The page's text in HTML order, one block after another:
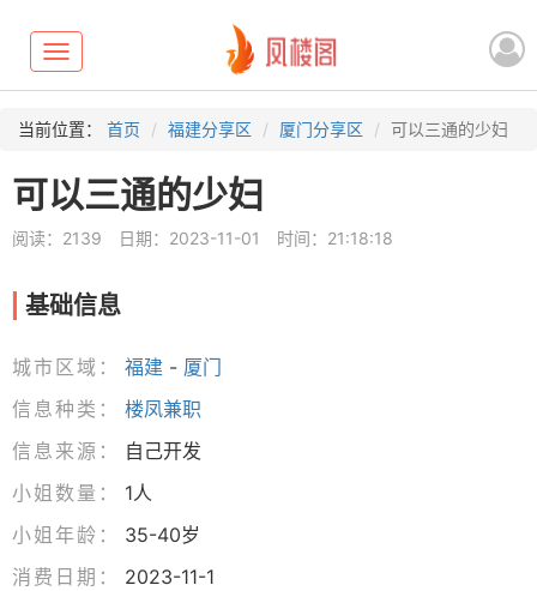
Toggle
navigation
当前位置： 首页 福建分享区 厦门分享区 可以三通的少妇
可以三通的少妇
阅读：2139 日期：2023-11-01 时间：21:18:18
基础信息
城市区域： 福建 - 厦门
信息种类：
楼凤兼职
信息来源：
自己开发
小姐数量：
1人
小姐年龄：
35-40岁
消费日期：
2023-11-1